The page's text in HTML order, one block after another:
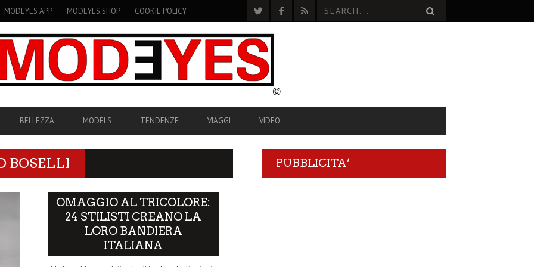
MODEYES APP MODEYES SHOP COOKIE POLICY
BELLEZZA MODELS TENDENZE VIAGGI VIDEO
BOSELLI
OMAGGIO AL TRICOLORE:
24 STILISTI CREANO LA
LORO BANDIERA
ITALIANA
PUBBLICITA’